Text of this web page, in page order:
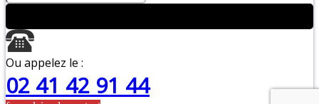
Ou appelez le :
02 41 42 91 44